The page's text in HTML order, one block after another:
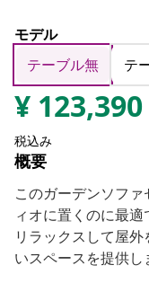
モデル
テーブル無
テ
¥ 123,390
税込み
概要
このガーデンソフ
ィオに置くのに最適
リラックスして屋
いスペースを提供し